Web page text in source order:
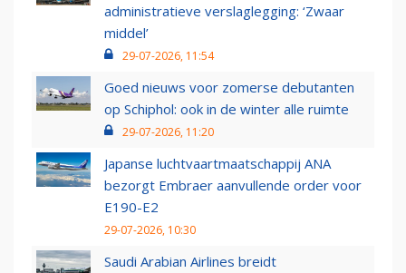
administratieve verslaglegging: ‘Zwaar
middel’
29-07-2026, 11:54
Goed nieuws voor zomerse debutanten
op Schiphol: ook in de winter alle ruimte
29-07-2026, 11:20
Japanse luchtvaartmaatschappij ANA
bezorgt Embraer aanvullende order voor
E190-E2
29-07-2026, 10:30
Saudi Arabian Airlines breidt